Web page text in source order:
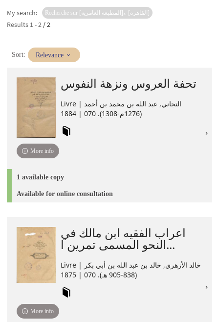
My search: Recherche sur [المطبعة العامرية]،. [القاهرة]
Results 1 -2 / 2
Sort: (Immediate
update)
Relevance
تحفة العروس ونزهة النفوس
Livre | التجاني, عبد الله بن محمد بن أحمد
(1276م-1308). 070 | 1884
More info
1 available copy
Available for online consultation
اعراب الفقيه ابن مالك في
النحو المسمى تمرين ا...
Livre | خالد الأزهري, خالد بن عبد الله بن أبي بكر
(838-905 هـ). 070 | 1875
More info